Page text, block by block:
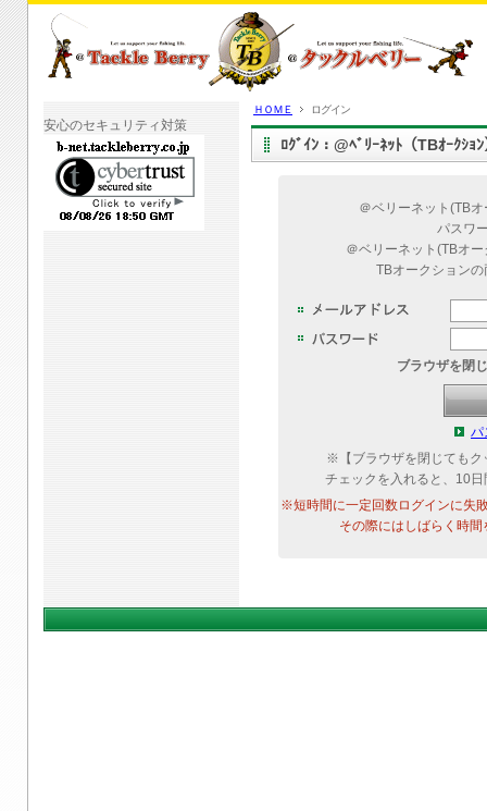
ＨＯＭＥ ログイン
ﾛｸﾞｲﾝ：@ﾍﾞﾘｰﾈｯﾄ（TBｵｰｸｼｮ
＠ベリーネット(TB
パスワ
＠ベリーネット(TBオ
TBオークション
パ
※【ブラウザを閉じてもク
チェックを入れると、10
※短時間に一定回数ログインに失
その際にはしばらく時
ブラウザを閉
安心のセキュリティ対策